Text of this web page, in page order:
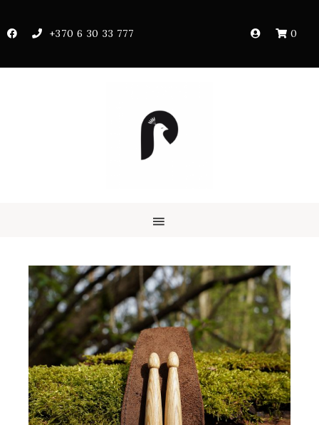
+370 6 30 33 777 0